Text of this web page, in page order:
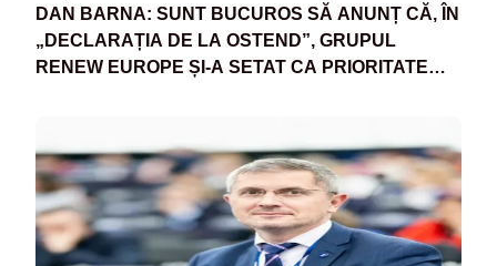
DAN BARNA: SUNT BUCUROS SĂ ANUNȚ CĂ, ÎN
„DECLARAȚIA DE LA OSTEND”, GRUPUL
RENEW EUROPE ȘI-A SETAT CA PRIORITATE